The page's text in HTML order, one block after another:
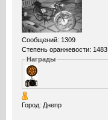
Сообщений: 1309
Степень оранжевости: 1483
Награды
Город: Днепр